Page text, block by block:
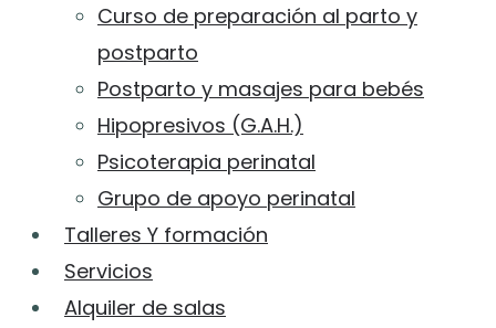
Curso de preparación al parto y
postparto
Postparto y masajes para bebés
Hipopresivos (G.A.H.)
Psicoterapia perinatal
Grupo de apoyo perinatal
Talleres Y formación
Servicios
Alquiler de salas